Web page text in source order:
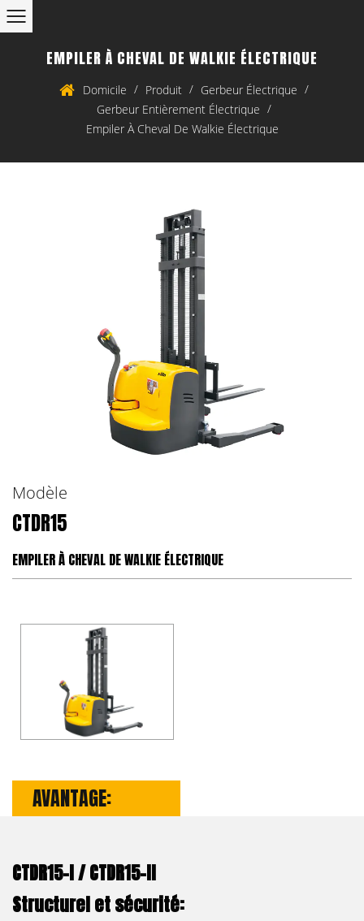
EMPILER À CHEVAL DE WALKIE ÉLECTRIQUE
Domicile / Produit / Gerbeur Électrique /
Gerbeur Entièrement Électrique /
Empiler À Cheval De Walkie Électrique
Modèle
CTDR15
EMPILER À CHEVAL DE WALKIE ÉLECTRIQUE
AVANTAGE:
CTDR15-I / CTDR15-II
Structurel et sécurité: